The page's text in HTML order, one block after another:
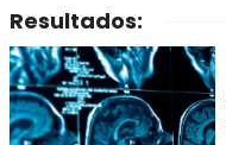
Resultados: